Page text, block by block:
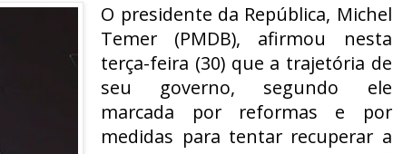
O presidente da República, Michel
Temer (PMDB), afirmou nesta
terça-feira (30) que a trajetória de
seu governo, segundo ele
marcada por reformas e por
medidas para tentar recuperar a